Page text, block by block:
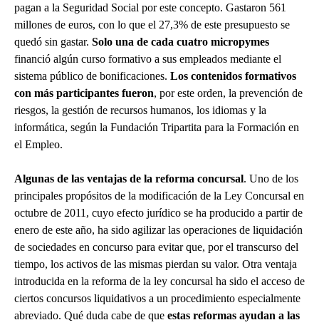
pagan a la Seguridad Social por este concepto. Gastaron 561
millones de euros, con lo que el 27,3% de este presupuesto se
quedó sin gastar. Solo una de cada cuatro micropymes
financió algún curso formativo a sus empleados mediante el
sistema público de bonificaciones. Los contenidos formativos
con más participantes fueron, por este orden, la prevención de
riesgos, la gestión de recursos humanos, los idiomas y la
informática, según la Fundación Tripartita para la Formación en
el Empleo.
Algunas de las ventajas de la reforma concursal. Uno de los
principales propósitos de la modificación de la Ley Concursal en
octubre de 2011, cuyo efecto jurídico se ha producido a partir de
enero de este año, ha sido agilizar las operaciones de liquidación
de sociedades en concurso para evitar que, por el transcurso del
tiempo, los activos de las mismas pierdan su valor. Otra ventaja
introducida en la reforma de la ley concursal ha sido el acceso de
ciertos concursos liquidativos a un procedimiento especialmente
abreviado. Qué duda cabe de que estas reformas ayudan a las